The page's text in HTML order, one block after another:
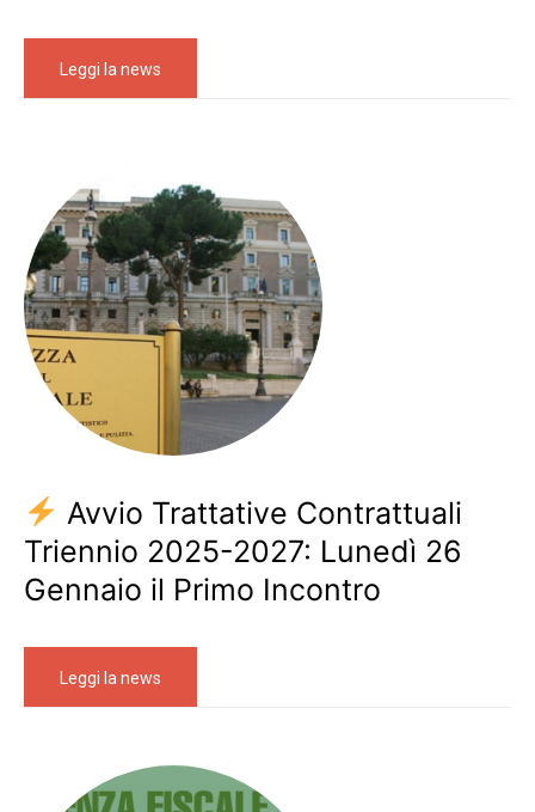
Leggi la news
Avvio Trattative Contrattuali
Triennio 2025-2027: Lunedì 26
Gennaio il Primo Incontro
Leggi la news